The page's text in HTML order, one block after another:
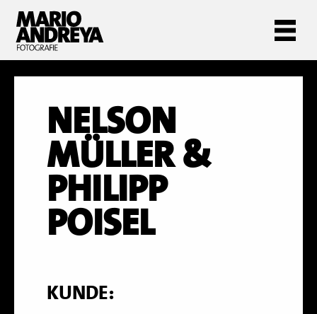
NELSON
MÜLLER &
PHILIPP
POISEL
KUNDE: